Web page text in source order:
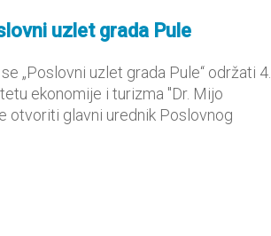
uzlet grada Pule
„Poslovni uzlet grada Pule“ održati 4.
ekonomije i turizma "Dr. Mijo
otvoriti glavni urednik Poslovnog